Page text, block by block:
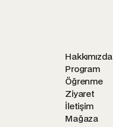
Hakkımızda
Program
Öğrenme
Ziyaret
İletişim
Mağaza